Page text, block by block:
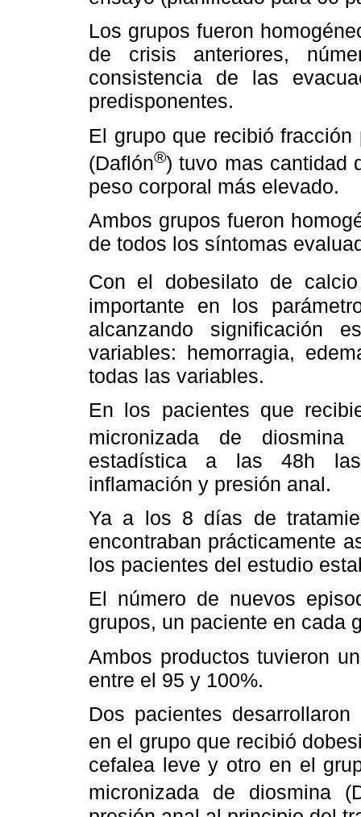
Los grupos fueron
de crisis anteriores,
consistencia de las
predisponentes.
El grupo que recibió
(Daflón®) tuvo mas cantidad
peso corporal más elevado.
Ambos grupos fueron
de todos los síntomas
Con el dobesilato de
importante en los
alcanzando significación
variables: hemorragia,
todas las variables.
En los pacientes que
micronizada de diosmina
estadística a las 48h las
inflamación y presión anal.
Ya a los 8 días de
encontraban prácticamente
los pacientes del estudio
El número de nuevos
grupos, un paciente en cada
Ambos productos tuvieron
entre el 95 y 100%.
Dos pacientes
en el grupo que recibió
cefalea leve y otro en el
micronizada de diosmina